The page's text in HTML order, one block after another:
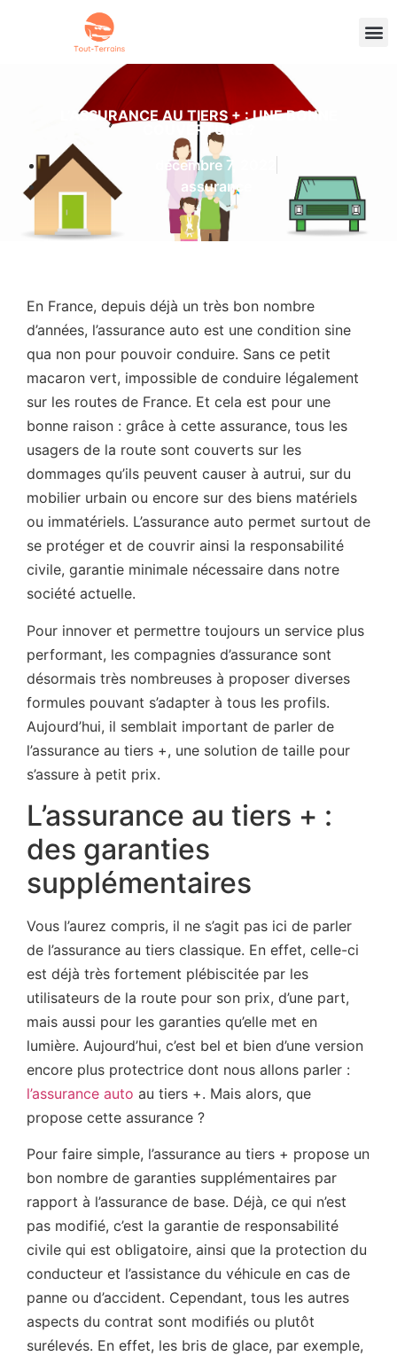
L’ASSURANCE AU TIERS + : UNE BONNE
COUVERTURE ?
décembre 7, 2022
assurance
En France, depuis déjà un très bon nombre
d’années, l’assurance auto est une condition sine
qua non pour pouvoir conduire. Sans ce petit
macaron vert, impossible de conduire légalement
sur les routes de France. Et cela est pour une
bonne raison : grâce à cette assurance, tous les
usagers de la route sont couverts sur les
dommages qu’ils peuvent causer à autrui, sur du
mobilier urbain ou encore sur des biens matériels
ou immatériels. L’assurance auto permet surtout de
se protéger et de couvrir ainsi la responsabilité
civile, garantie minimale nécessaire dans notre
société actuelle.
Pour innover et permettre toujours un service plus
performant, les compagnies d’assurance sont
désormais très nombreuses à proposer diverses
formules pouvant s’adapter à tous les profils.
Aujourd’hui, il semblait important de parler de
l’assurance au tiers +, une solution de taille pour
s’assure à petit prix.
L’assurance au tiers + :
des garanties
supplémentaires
Vous l’aurez compris, il ne s’agit pas ici de parler
de l’assurance au tiers classique. En effet, celle-ci
est déjà très fortement plébiscitée par les
utilisateurs de la route pour son prix, d’une part,
mais aussi pour les garanties qu’elle met en
lumière. Aujourd’hui, c’est bel et bien d’une version
encore plus protectrice dont nous allons parler :
l’assurance auto au tiers +. Mais alors, que
propose cette assurance ?
Pour faire simple, l’assurance au tiers + propose un
bon nombre de garanties supplémentaires par
rapport à l’assurance de base. Déjà, ce qui n’est
pas modifié, c’est la garantie de responsabilité
civile qui est obligatoire, ainsi que la protection du
conducteur et l’assistance du véhicule en cas de
panne ou d’accident. Cependant, tous les autres
aspects du contrat sont modifiés ou plutôt
surélevés. En effet, les bris de glace, par exemple,